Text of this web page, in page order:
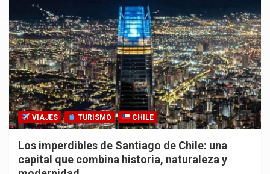
VIAJES TURISMO CHILE
Los imperdibles de Santiago de Chile: una
capital que combina historia, naturaleza y